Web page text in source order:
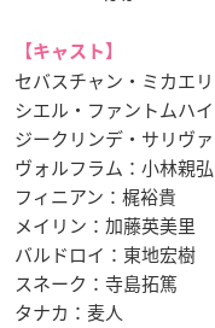
【キャスト】
セバスチャン・ミカエ
シエル・ファントムハ
ジークリンデ・サリヴ
ヴォルフラム：小林親弘
フィニアン：梶裕貴
メイリン：加藤英美里
バルドロイ：東地宏樹
スネーク：寺島拓篤
タナカ：麦人